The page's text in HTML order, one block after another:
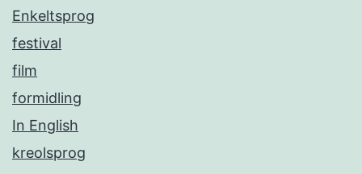
Enkeltsprog
festival
film
formidling
In English
kreolsprog